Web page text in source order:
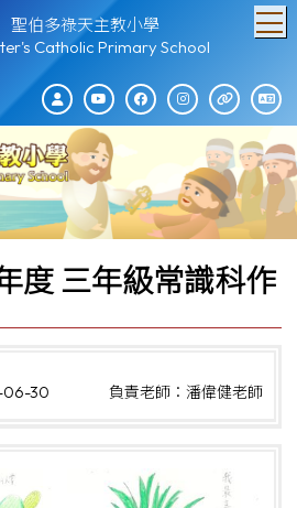
聖伯多祿天主教小學
Catholic Primary School
30 負責老師：潘偉健老師